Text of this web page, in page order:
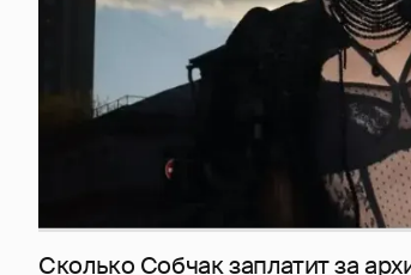
Сколько Собчак заплатит за